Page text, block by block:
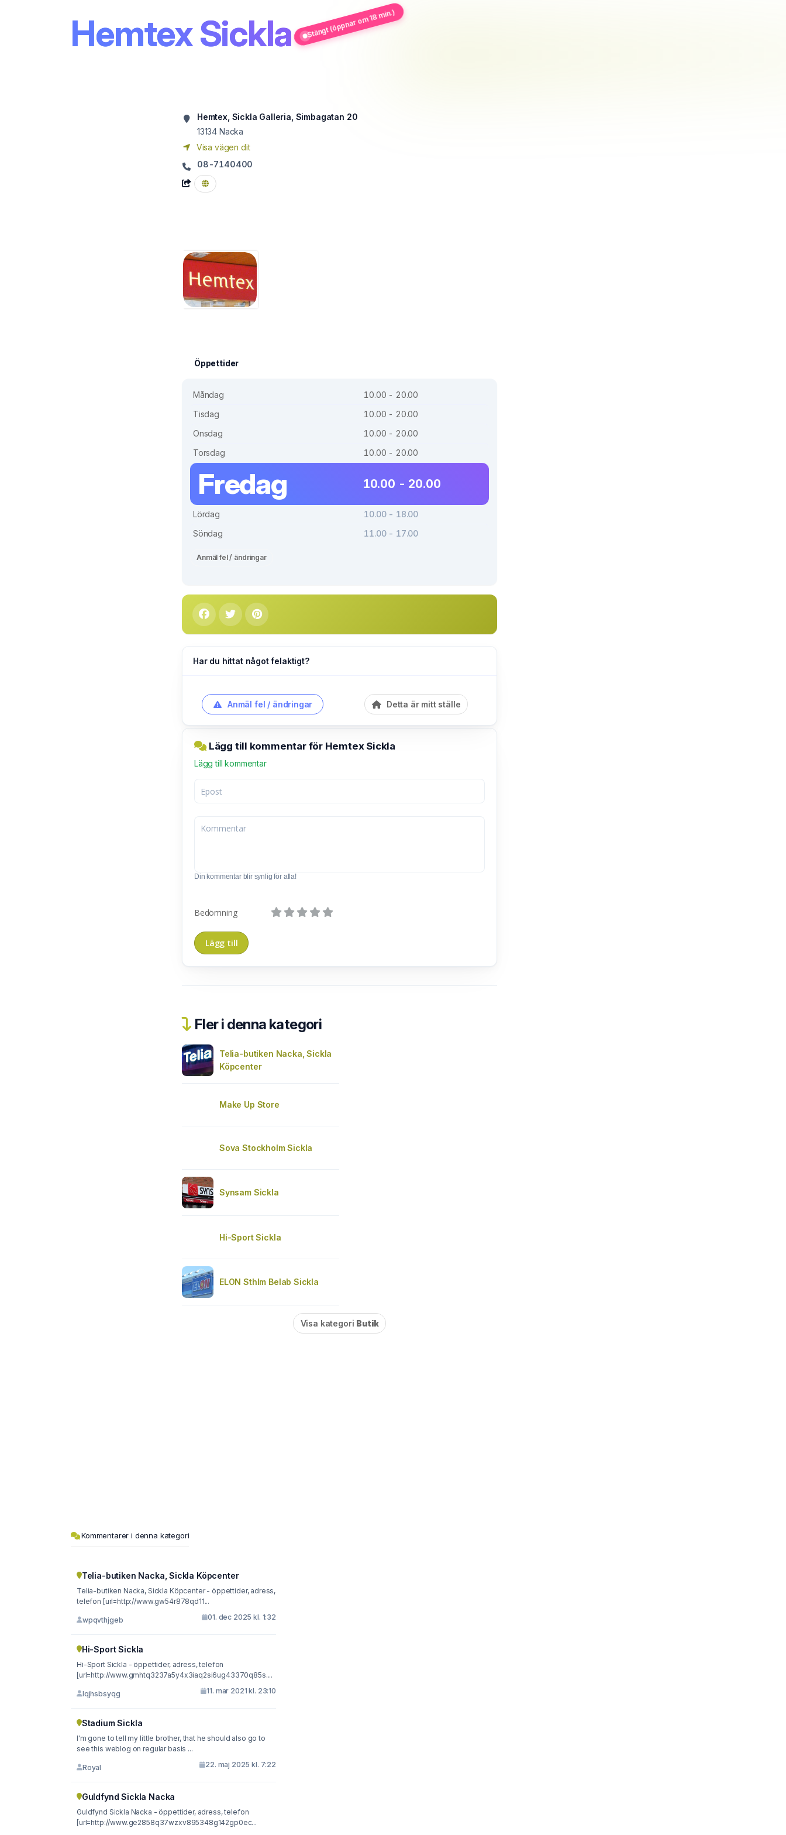
Hemtex Sickla Stängt (öppnar om 18 min.)
Hemtex, Sickla Galleria, Simbagatan 20
13134 Nacka
Visa vägen dit
08-7140400
Öppettider
Måndag
10.00 - 20.00
Tisdag
10.00 - 20.00
Onsdag
10.00 - 20.00
Torsdag
10.00 - 20.00
Fredag 10.00 - 20.00
Lördag
10.00 - 18.00
Söndag
11.00 - 17.00
Anmäl fel / ändringar
Har du hittat något felaktigt?
Anmäl fel / ändringar Detta är mitt ställe
Lägg till kommentar för Hemtex Sickla
Lägg till kommentar
Din kommentar blir synlig för alla!
Bedömning
Fler i denna kategori
Telia-butiken Nacka, Sickla
Köpcenter
Make Up Store
Sova Stockholm Sickla
Synsam Sickla
Hi-Sport Sickla
ELON Sthlm Belab Sickla
Visa kategori Butik
Kommentarer i denna kategori
Telia-butiken Nacka, Sickla Köpcenter
Telia-butiken Nacka, Sickla Köpcenter - öppettider, adress,
telefon [url=http://www.gw54r878qd11...
wpqvthjgeb 01. dec 2025 kl. 1:32
Hi-Sport Sickla
Hi-Sport Sickla - öppettider, adress, telefon
[url=http://www.gmhtq3237a5y4x3iaq2si6ug43370q85s....
lqjhsbsyqg 11. mar 2021 kl. 23:10
Stadium Sickla
I'm gone to tell my little brother, that he should also go to
see this weblog on regular basis ...
Royal 22. maj 2025 kl. 7:22
Guldfynd Sickla Nacka
Guldfynd Sickla Nacka - öppettider, adress, telefon
[url=http://www.ge2858q37wzxv895348g142gp0ec...